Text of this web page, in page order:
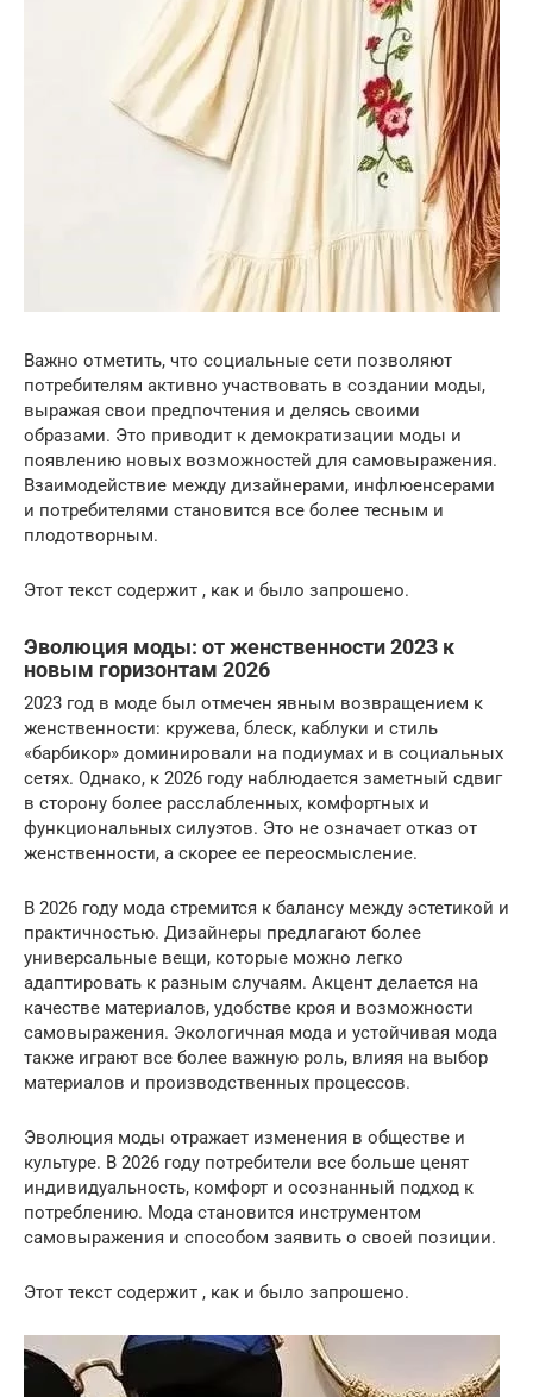
Важно отметить, что социальные сети позволяют
потребителям активно участвовать в создании моды,
выражая свои предпочтения и делясь своими
образами. Это приводит к демократизации моды и
появлению новых возможностей для самовыражения.
Взаимодействие между дизайнерами, инфлюенсерами
и потребителями становится все более тесным и
плодотворным.
Этот текст содержит , как и было запрошено.
Эволюция моды: от женственности 2023 к
новым горизонтам 2026
2023 год в моде был отмечен явным возвращением к
женственности: кружева, блеск, каблуки и стиль
«барбикор» доминировали на подиумах и в социальных
сетях. Однако, к 2026 году наблюдается заметный сдвиг
в сторону более расслабленных, комфортных и
функциональных силуэтов. Это не означает отказ от
женственности, а скорее ее переосмысление.
В 2026 году мода стремится к балансу между эстетикой и
практичностью. Дизайнеры предлагают более
универсальные вещи, которые можно легко
адаптировать к разным случаям. Акцент делается на
качестве материалов, удобстве кроя и возможности
самовыражения. Экологичная мода и устойчивая мода
также играют все более важную роль, влияя на выбор
материалов и производственных процессов.
Эволюция моды отражает изменения в обществе и
культуре. В 2026 году потребители все больше ценят
индивидуальность, комфорт и осознанный подход к
потреблению. Мода становится инструментом
самовыражения и способом заявить о своей позиции.
Этот текст содержит , как и было запрошено.